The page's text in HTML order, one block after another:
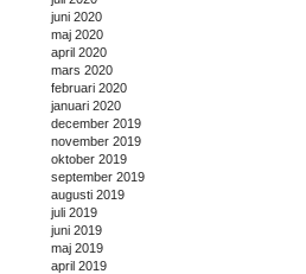
juni 2020
maj 2020
april 2020
mars 2020
februari 2020
januari 2020
december 2019
november 2019
oktober 2019
september 2019
augusti 2019
juli 2019
juni 2019
maj 2019
april 2019